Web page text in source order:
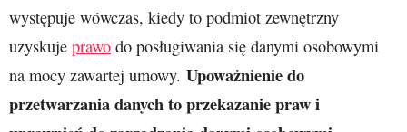
występuje wówczas, kiedy to podmiot zewnętrzny
uzyskuje prawo do posługiwania się danymi osobowymi
na mocy zawartej umowy. Upoważnienie do
przetwarzania danych to przekazanie praw i